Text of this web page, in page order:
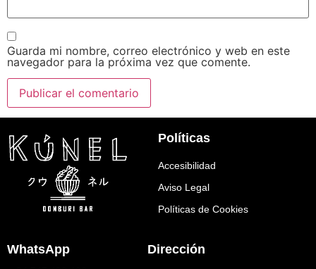
Guarda mi nombre, correo electrónico y web en este
navegador para la próxima vez que comente.
Políticas
Accesibilidad
Aviso Legal
Políticas de Cookies
WhatsApp Dirección